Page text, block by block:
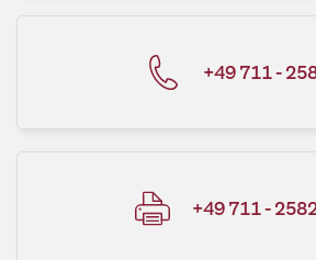
+49 711 -
+49 711 -